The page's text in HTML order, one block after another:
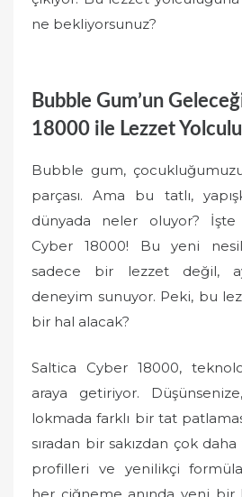
ne bekliyorsunuz?
Bubble Gum’un
18000 ile Lezzet
Bubble gum,
parçası. Ama bu tatlı,
dünyada neler oluyor? İşte
Cyber 18000! Bu yeni
sadece bir lezzet değil,
deneyim sunuyor. Peki, bu
bir hal alacak?
Saltica Cyber 18000,
araya getiriyor.
lokmada farklı bir tat
sıradan bir sakızdan çok daha
profilleri ve yenilikçi
her çiğneme anında yeni bir